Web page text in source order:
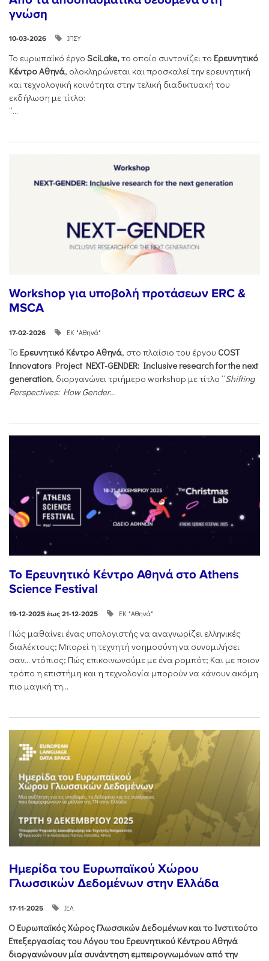
γνώση
10-03-2026 ΙΠΣΥ
Το ευρωπαϊκό έργο SciLake,το οποίο συντονίζει το Ερευνητικό
Κέντρο Αθηνά, ολοκληρώνεται και προσκαλεί την ερευνητική
και τεχνολογική κοινότητα στην τελική διαδικτυακή του
εκδήλωση με τίτλο:
“...
Workshop για υποβολή προτάσεων ERC &
MSCA
17-02-2026 ΕΚ "Αθηνά"
Το Ερευνητικό Κέντρο Αθηνά, στο πλαίσιο του έργου COST
Innovators Project NEXT-GENDER: Inclusive research for the next
generation, διοργανώνει τριήμερο workshop με τίτλο “Shifting
Perspectives: How Gender...
Το Ερευνητικό Κέντρο Αθηνά στο Athens
Science Festival
19-12-2025 έως 21-12-2025 ΕΚ "Αθηνά"
Πώς μαθαίνει ένας υπολογιστής να αναγνωρίζει ελληνικές
διαλέκτους; Μπορεί η τεχνητή νοημοσύνη να συνομιλήσει
σαν… ντόπιος; Πώς επικοινωνούμε με ένα ρομπότ; Και με ποιον
τρόπο η επιστήμη και η τεχνολογία μπορούν να κάνουν ακόμη
πιο μαγική τη...
Ημερίδα του Ευρωπαϊκού Χώρου
Γλωσσικών Δεδομένων στην Ελλάδα
17-11-2025 ΙΕΛ
Ο Ευρωπαϊκός Χώρος Γλωσσικών Δεδομένων και το Ινστιτούτο
Επεξεργασίας του Λόγου του Ερευνητικού Κέντρου Αθηνά
διοργανώνουν μία συνάντηση εμπειρογνωμόνων από την